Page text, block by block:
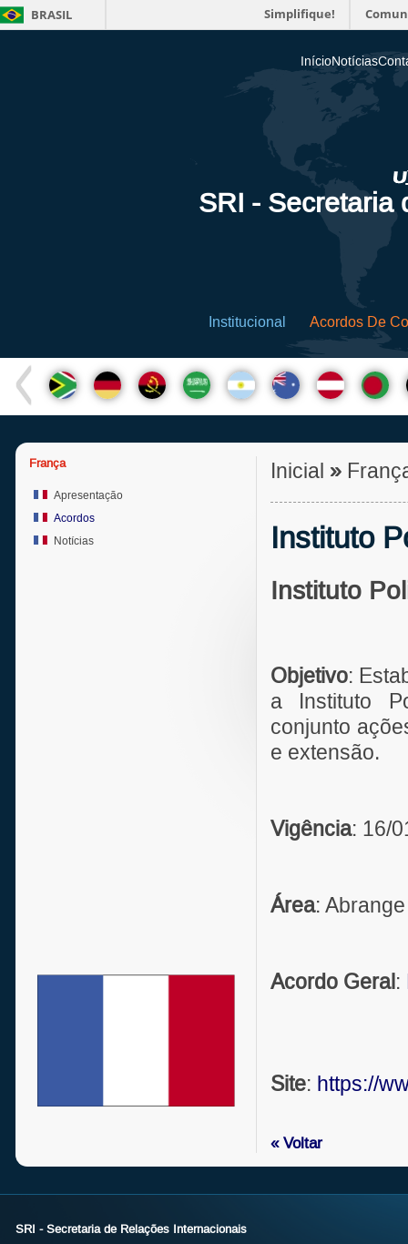
BRASIL Simplifique!
InícioNotícias
SRI - Secretaria
Institucional Acordos De
França
Apresentação
Acordos
Notícias
Inicial »
Instituto
Instituto
Objetivo:
a Instituto
conjunto
e extensão.
Vigência: 16/
Área:
Acordo Geral :
Site: https://
« Voltar
SRI - Secretaria de Relações Internacionais